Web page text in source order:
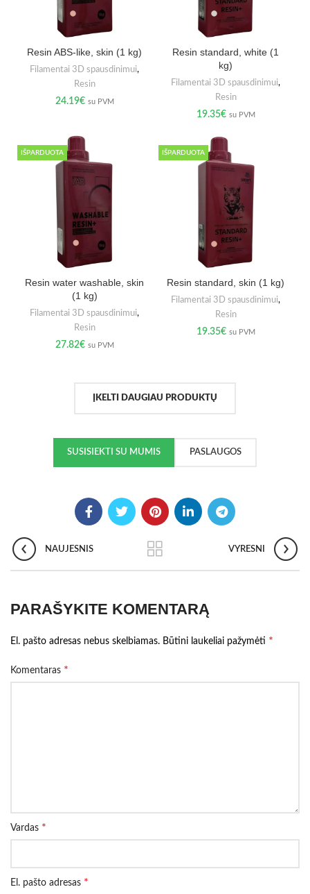
Resin ABS-like, skin (1 kg)
Filamentai 3D spausdinimui,
Resin
24.19€ su PVM
Resin standard, white (1
kg)
Filamentai 3D spausdinimui,
Resin
19.35€ su PVM
IŠPARDUOTA
Resin water washable, skin
(1 kg)
Filamentai 3D spausdinimui,
Resin
27.82€ su PVM
IŠPARDUOTA
Resin standard, skin (1 kg)
Filamentai 3D spausdinimui,
Resin
19.35€ su PVM
ĮKELTI DAUGIAU PRODUKTŲ
SUSISIEKTI SU MUMIS PASLAUGOS
NAUJESNIS VYRESNI
PARAŠYKITE KOMENTARĄ
El. pašto adresas nebus skelbiamas. Būtini laukeliai pažymėti *
Komentaras *
Vardas *
El. pašto adresas *